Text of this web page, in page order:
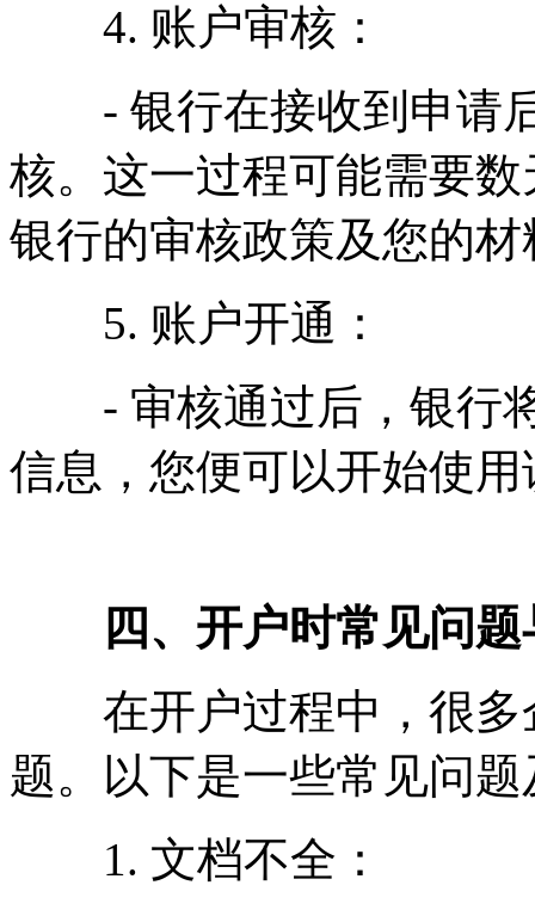
4. 账户审核：
- 银行在接收到申请后
核。这一过程可能需要
银行的审核政策及您的
5. 账户开通：
- 审核通过后，银行将
信息，您便可以开始使
四、开户时常见问
在开户过程中，很多
题。以下是一些常见问
1. 文档不全：